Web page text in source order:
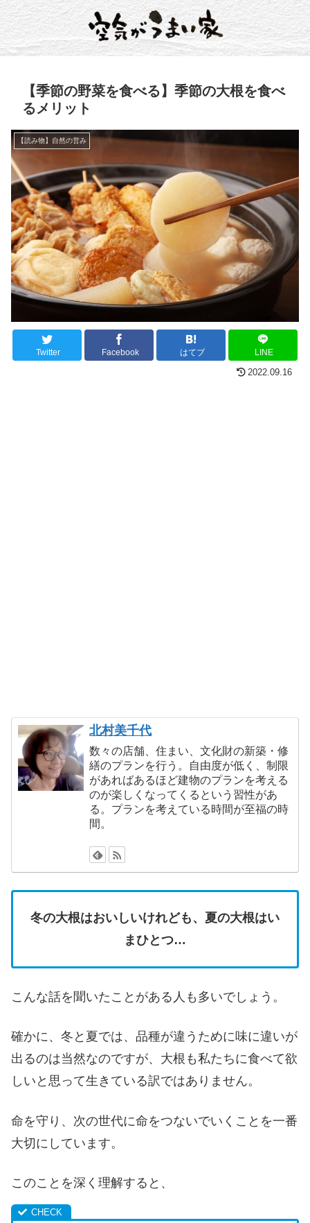
【季節の野菜を食べる】季節の大根を食べ
るメリット
【読み物】自然の営み
Twitter Facebook はてブ LINE
2022.09.16
北村美千代
数々の店舗、住まい、文化財の新築・修
繕のプランを行う。自由度が低く、制限
があればあるほど建物のプランを考える
のが楽しくなってくるという習性があ
る。プランを考えている時間が至福の時
間。
冬の大根はおいしいけれども、夏の大根はい
まひとつ…
こんな話を聞いたことがある人も多いでしょう。
確かに、冬と夏では、品種が違うために味に違いが
出るのは当然なのですが、大根も私たちに食べて欲
しいと思って生きている訳ではありません。
命を守り、次の世代に命をつないでいくことを一番
大切にしています。
このことを深く理解すると、